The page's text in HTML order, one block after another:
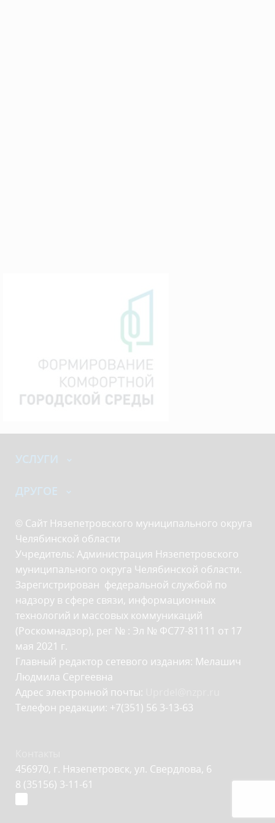
УСЛУГИ
ДРУГОЕ
© Сайт Нязепетровского муниципального округа
Челябинской области
Учредитель: Администрация Нязепетровского
муниципального округа Челябинской области.
Зарегистрирован федеральной службой по
надзору в сфере связи, информационных
технологий и массовых коммуникаций
(Роскомнадзор), рег № : Эл № ФС77-81111 от 17
мая 2021 г.
Главный редактор сетевого издания: Мелашич
Людмила Сергеевна
Адрес электронной почты:
Телефон редакции: +7(351) 56 3-13-63
456970, г. Нязепетровск, ул. Свердлова, 6
8 (35156) 3-11-61